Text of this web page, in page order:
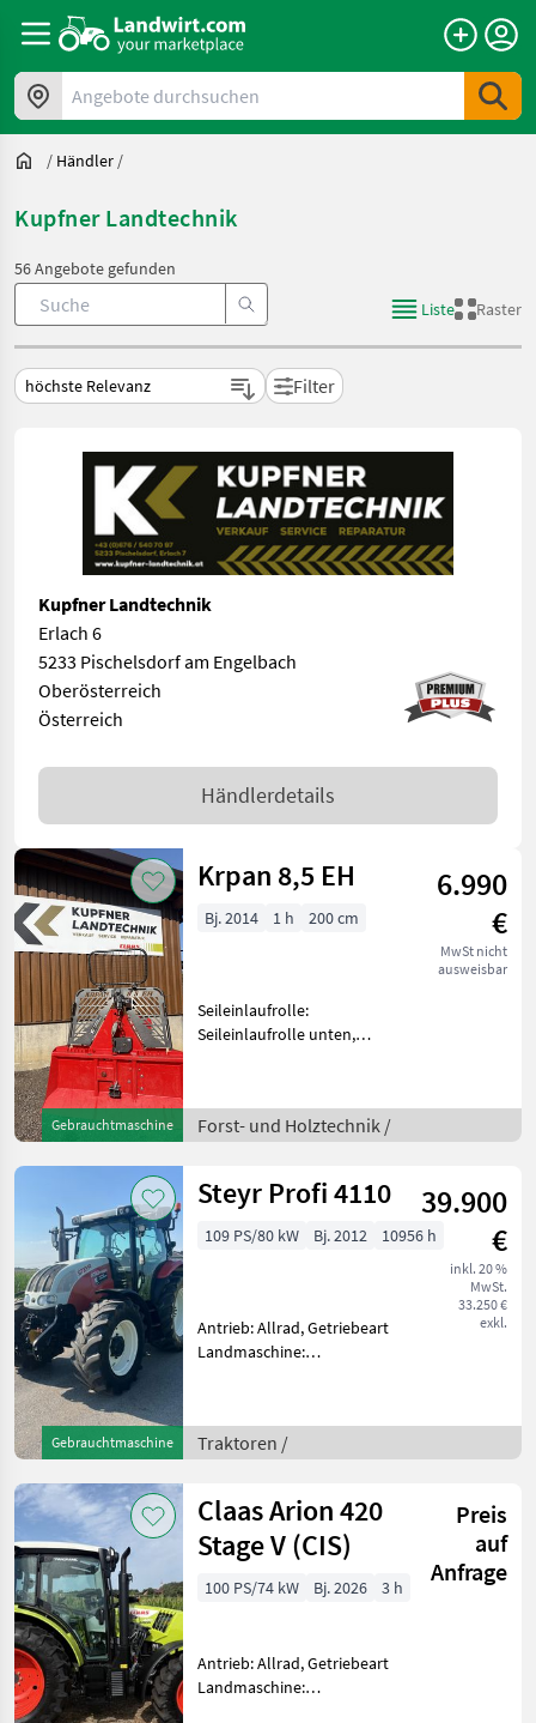
Angebote durchsuchen
/ Händler /
Kupfner Landtechnik
56 Angebote gefunden
Liste
Raster
Filter
Kupfner Landtechnik
Erlach 6
5233 Pischelsdorf am Engelbach
Oberösterreich
Österreich
Händlerdetails
Gebrauchtmaschine
Krpan 8,5 EH
6.990
€
MwSt nicht
ausweisbar
Bj. 2014 1 h 200 cm
Seileinlaufrolle:
Seileinlaufrolle unten,
Schutzgitter, Funk Krpan 8,
5EH Funkseilwinde Baujahr
Forst- und Holztechnik /
Gebrauchtmaschine
Steyr Profi 4110
39.900
€
inkl. 20 %
MwSt.
33.250 €
exkl.
109 PS/80 kW Bj. 2012 10956 h
Antrieb: Allrad, Getriebeart
Landmaschine:
Zapfwellendrehzahl:
540/540E/1000,
km/h: 40 km/h, Aufladung:
Tu
Traktoren /
Claas Arion 420
Stage V (CIS)
Preis
auf
Anfrage
100 PS/74 kW Bj. 2026 3 h
Antrieb: Allrad, Getriebeart
Landmaschine: